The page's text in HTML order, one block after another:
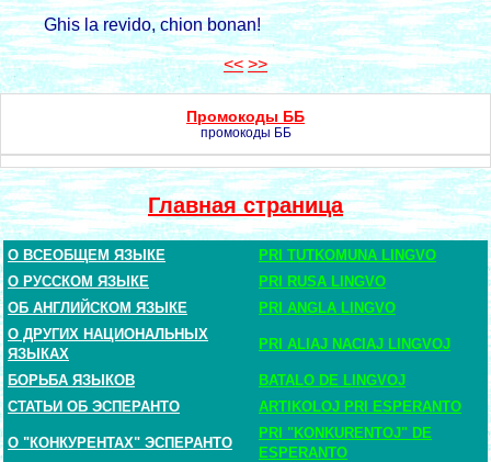
Ghis la revido, chion bonan!
<< >>
Промокоды ББ
промокоды ББ
Главная страница
О ВСЕОБЩЕМ ЯЗЫКЕ
PRI TUTKOMUNA LINGVO
О РУССКОМ ЯЗЫКЕ
PRI RUSA LINGVO
ОБ АНГЛИЙСКОМ ЯЗЫКЕ
PRI ANGLA LINGVO
О ДРУГИХ НАЦИОНАЛЬНЫХ
ЯЗЫКАХ
PRI ALIAJ NACIAJ LINGVOJ
БОРЬБА ЯЗЫКОВ
BATALO DE LINGVOJ
СТАТЬИ ОБ ЭСПЕРАНТО
ARTIKOLOJ PRI ESPERANTO
О "КОНКУРЕНТАХ" ЭСПЕРАНТО
PRI "KONKURENTOJ" DE
ESPERANTO